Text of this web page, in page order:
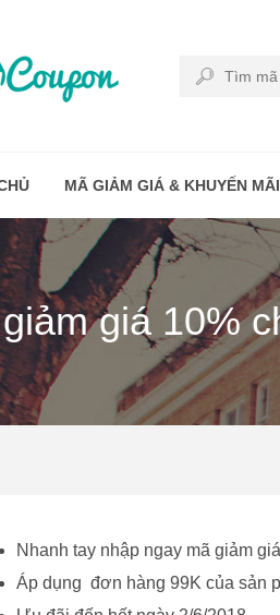
MÃ GIẢM GIÁ & KHUYẾN MÃI
giá 10%
Nhanh tay nhập ngay mã giảm
Áp dụng đơn hàng 99K của sản